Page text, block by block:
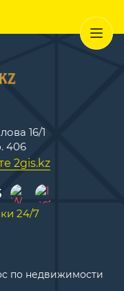
16/1
406
2gis.kz
24/7
по недвижимости